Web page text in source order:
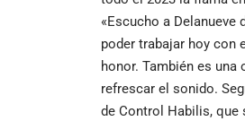
«Escucho a Delanueve
poder trabajar hoy con
honor. También es una
refrescar el sonido.
de Control Habilis, que